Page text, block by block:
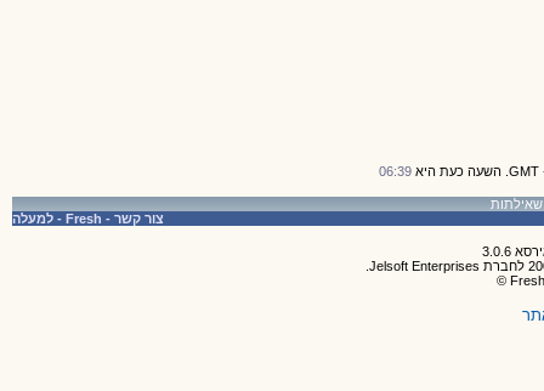
06:39
צור קשר -
Fresh
- למעלה